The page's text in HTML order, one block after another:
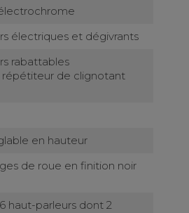
électriques et dégivrants
rabattables
de clignotant
en hauteur
de roue en finition noir
haut-parleurs dont 2